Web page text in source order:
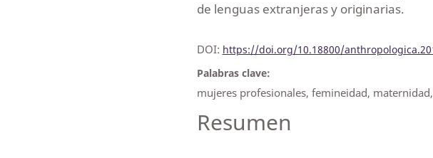
de lenguas extranjeras y originarias.
DOI: https://doi.org/10.18800/
Palabras clave:
mujeres profesionales, femineidad,
Resumen